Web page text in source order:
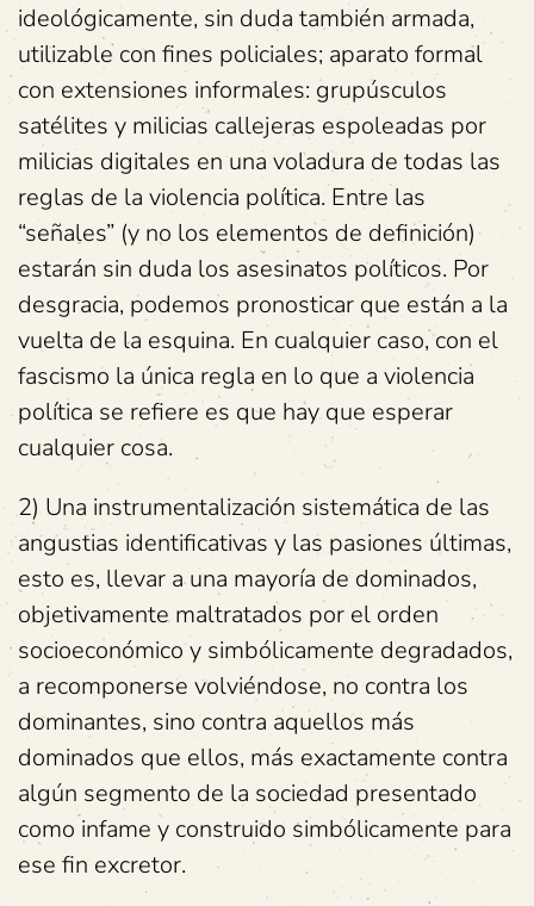
ideológicamente, sin duda también armada,
utilizable con fines policiales; aparato formal
con extensiones informales: grupúsculos
satélites y milicias callejeras espoleadas por
milicias digitales en una voladura de todas las
reglas de la violencia política. Entre las
“señales” (y no los elementos de definición)
estarán sin duda los asesinatos políticos. Por
desgracia, podemos pronosticar que están a la
vuelta de la esquina. En cualquier caso, con el
fascismo la única regla en lo que a violencia
política se refiere es que hay que esperar
cualquier cosa.
2) Una instrumentalización sistemática de las
angustias identificativas y las pasiones últimas,
esto es, llevar a una mayoría de dominados,
objetivamente maltratados por el orden
socioeconómico y simbólicamente degradados,
a recomponerse volviéndose, no contra los
dominantes, sino contra aquellos más
dominados que ellos, más exactamente contra
algún segmento de la sociedad presentado
como infame y construido simbólicamente para
ese fin excretor.